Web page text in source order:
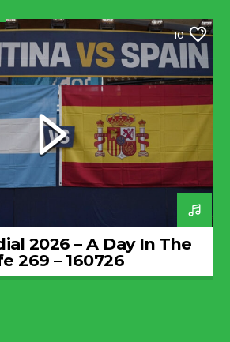
10
2026 – A Day In The
269 – 160726